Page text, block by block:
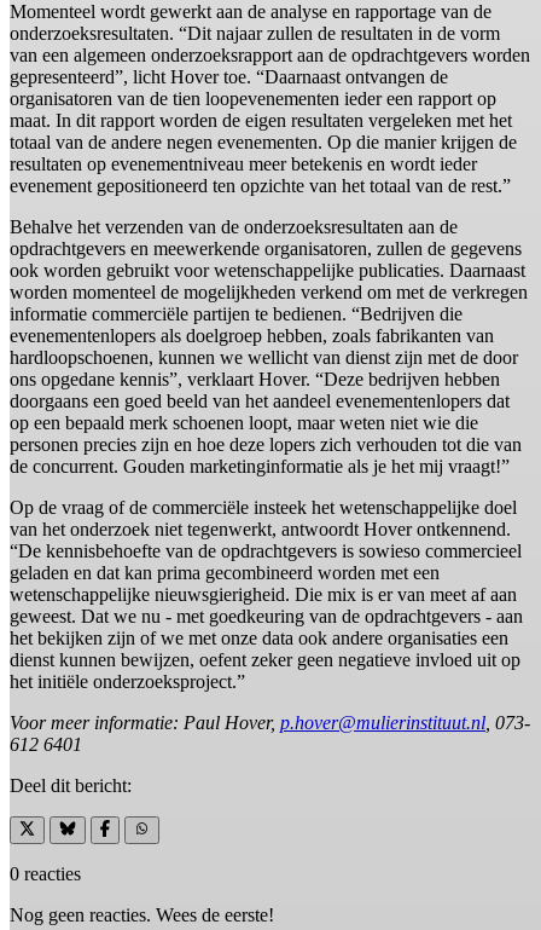
Momenteel wordt gewerkt aan de analyse en rapportage van de
onderzoeksresultaten. “Dit najaar zullen de resultaten in de vorm
van een algemeen onderzoeksrapport aan de opdrachtgevers worden
gepresenteerd”, licht Hover toe. “Daarnaast ontvangen de
organisatoren van de tien loopevenementen ieder een rapport op
maat. In dit rapport worden de eigen resultaten vergeleken met het
totaal van de andere negen evenementen. Op die manier krijgen de
resultaten op evenementniveau meer betekenis en wordt ieder
evenement gepositioneerd ten opzichte van het totaal van de rest.”
Behalve het verzenden van de onderzoeksresultaten aan de
opdrachtgevers en meewerkende organisatoren, zullen de gegevens
ook worden gebruikt voor wetenschappelijke publicaties. Daarnaast
worden momenteel de mogelijkheden verkend om met de verkregen
informatie commerciële partijen te bedienen. “Bedrijven die
evenementenlopers als doelgroep hebben, zoals fabrikanten van
hardloopschoenen, kunnen we wellicht van dienst zijn met de door
ons opgedane kennis”, verklaart Hover. “Deze bedrijven hebben
doorgaans een goed beeld van het aandeel evenementenlopers dat
op een bepaald merk schoenen loopt, maar weten niet wie die
personen precies zijn en hoe deze lopers zich verhouden tot die van
de concurrent. Gouden marketinginformatie als je het mij vraagt!”
Op de vraag of de commerciële insteek het wetenschappelijke doel
van het onderzoek niet tegenwerkt, antwoordt Hover ontkennend.
“De kennisbehoefte van de opdrachtgevers is sowieso commercieel
geladen en dat kan prima gecombineerd worden met een
wetenschappelijke nieuwsgierigheid. Die mix is er van meet af aan
geweest. Dat we nu - met goedkeuring van de opdrachtgevers - aan
het bekijken zijn of we met onze data ook andere organisaties een
dienst kunnen bewijzen, oefent zeker geen negatieve invloed uit op
het initiële onderzoeksproject.”
Voor meer informatie: Paul Hover, p.hover@mulierinstituut.nl, 073-
612 6401
Deel dit bericht:
0 reacties
Nog geen reacties. Wees de eerste!